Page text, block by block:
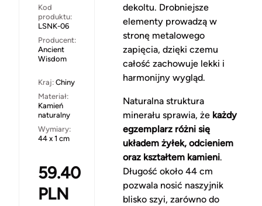
Kod
produktu:
LSNK-06
Producent:
Ancient
Wisdom
Kraj: Chiny
Materiał:
Kamień
naturalny
Wymiary:
44 x 1 cm
59.40
PLN
dekoltu. Drobniejsze
elementy prowadzą w
stronę metalowego
zapięcia, dzięki czemu
całość zachowuje lekki i
harmonijny wygląd.
Naturalna struktura
minerału sprawia, że każdy
egzemplarz różni się
układem żyłek, odcieniem
oraz kształtem kamieni.
Długość około 44 cm
pozwala nosić naszyjnik
blisko szyi, zarówno do